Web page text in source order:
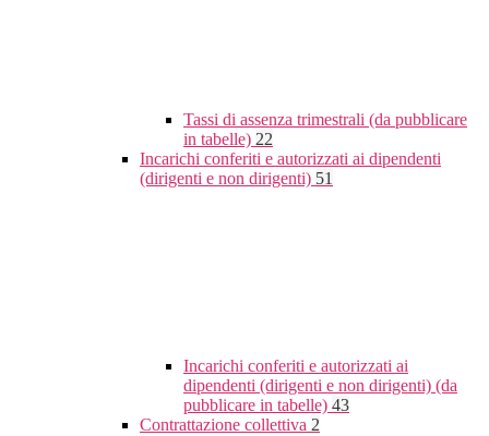
Tassi di assenza trimestrali (da pubblicare
in tabelle) 22
Incarichi conferiti e autorizzati ai dipendenti
(dirigenti e non dirigenti) 51
Incarichi conferiti e autorizzati ai
dipendenti (dirigenti e non dirigenti) (da
pubblicare in tabelle) 43
Contrattazione collettiva 2